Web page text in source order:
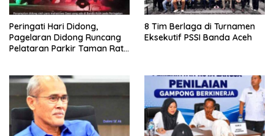
Peringati Hari Didong,
Pagelaran Didong Runcang
Pelataran Parkir Taman Ratu
8 Tim Berlaga di Turnamen
Eksekutif PSSI Banda Aceh